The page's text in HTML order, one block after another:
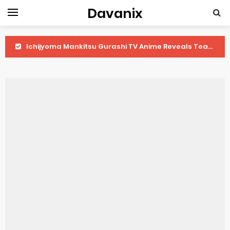
Davanix
Ichijyoma Mankitsu Gurashi TV Anime Reveals Teaser